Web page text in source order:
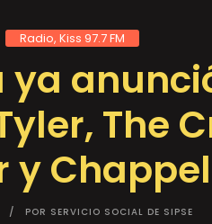
Radio, Kiss 97.7 FM
The
y
POR SERVICIO SOCIAL DE SIPSE